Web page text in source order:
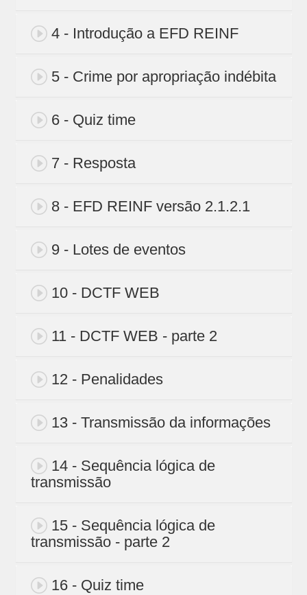
4 - Introdução a EFD REINF
5 - Crime por apropriação indébita
6 - Quiz time
7 - Resposta
8 - EFD REINF versão 2.1.2.1
9 - Lotes de eventos
10 - DCTF WEB
11 - DCTF WEB - parte 2
12 - Penalidades
13 - Transmissão da informações
14 - Sequência lógica de
transmissão
15 - Sequência lógica de
transmissão - parte 2
16 - Quiz time